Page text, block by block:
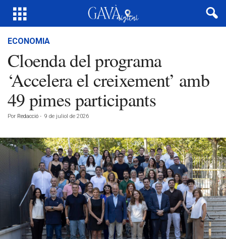
ECONOMIA
Cloenda del programa
‘Accelera el creixement’ amb
49 pimes participants
Por Redacció - 9 de juliol de 2026